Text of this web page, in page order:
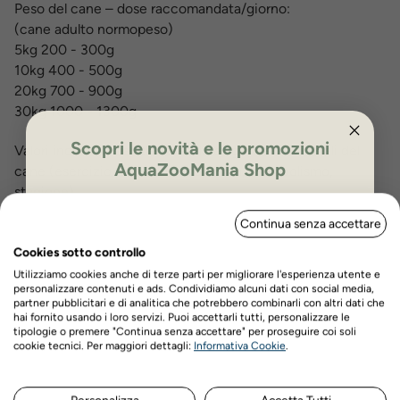
Peso del cane – dose raccomandata/giorno:
(cane adulto normopeso)
5kg 200 - 300g
10kg 400 - 500g
20kg 700 - 900g
30kg 1000 - 1300g
Valori indicativi da adattare alle esigenze individuali del
cane (esercizio fisico, attività, razza, metabolismo,
stagione).
Si raccomanda di controllare regolarmente il peso del cane.
La promessa di qualità TerraCanis
Con il concetto di “alimentazione per cani di qualità human
grade al 100% di tutti gli ingredienti” da 16 anni Terra Canis
punta su canoni di qualità completamente nuovi nel
campo dell’alimentazione animale. Questo perché per la
governo dell'Alta Baviera – il mangime è stato prodotto
Continua senza accettare
Cookies sotto controllo
Utilizziamo cookies anche di terze parti per migliorare l'esperienza utente e
personalizzare contenuti e ads. Condividiamo alcuni dati con social media,
partner pubblicitari e di analitica che potrebbero combinarli con altri dati che
hai fornito usando i loro servizi. Puoi accettarli tutti, personalizzare le
tipologie o premere "Continua senza accettare" per proseguire coi soli
cookie tecnici. Per maggiori dettagli: Informativa Cookie
Scopri le novità e le promozioni
AquaZooMania Shop
ISCRIVITI PER OTTENERE IL 5%
DI SCONTO
Nome Cognome